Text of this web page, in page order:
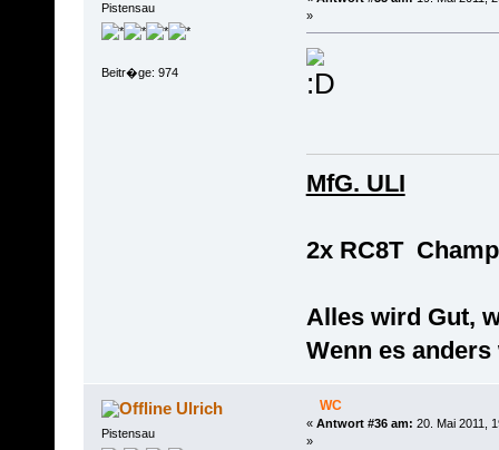
Pistensau
Beitr�ge: 974
»
MfG. ULI
2x RC8T
Alles wird Gut,
Wenn es
Ulrich
Pistensau
WC
« Antwort #36 am: 20. Mai 2011,
»